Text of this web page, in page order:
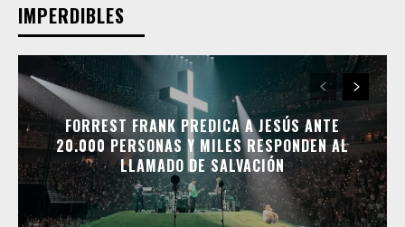
IMPERDIBLES
FORREST FRANK PREDICA A JESÚS ANTE
20.000 PERSONAS Y MILES RESPONDEN AL
LLAMADO DE SALVACIÓN